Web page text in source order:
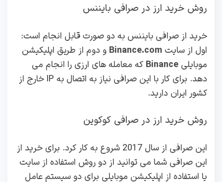
روش خرید ارز در صرافی بایننس
خرید از صرافی بایننس به دو صورت قابل انجام است:
اول از سایت Binance.com و دوم از طریق اپلیکیشن
موبایلی Binance که معامله های ارزی را انجام می
دهد. برای کار با این صرافی نیاز به اتصال به IP خارج از
کشور ایران دارید.
روش خرید ارز در صرافی کوکوین
این صرافی از سال 2017 شروع به کار کرد. برای خرید از
این صرافی شما می توانید از دو روش استفاده از سایت
یا استفاده از اپلیکیشن موبایلی برای دو سیستم عامل